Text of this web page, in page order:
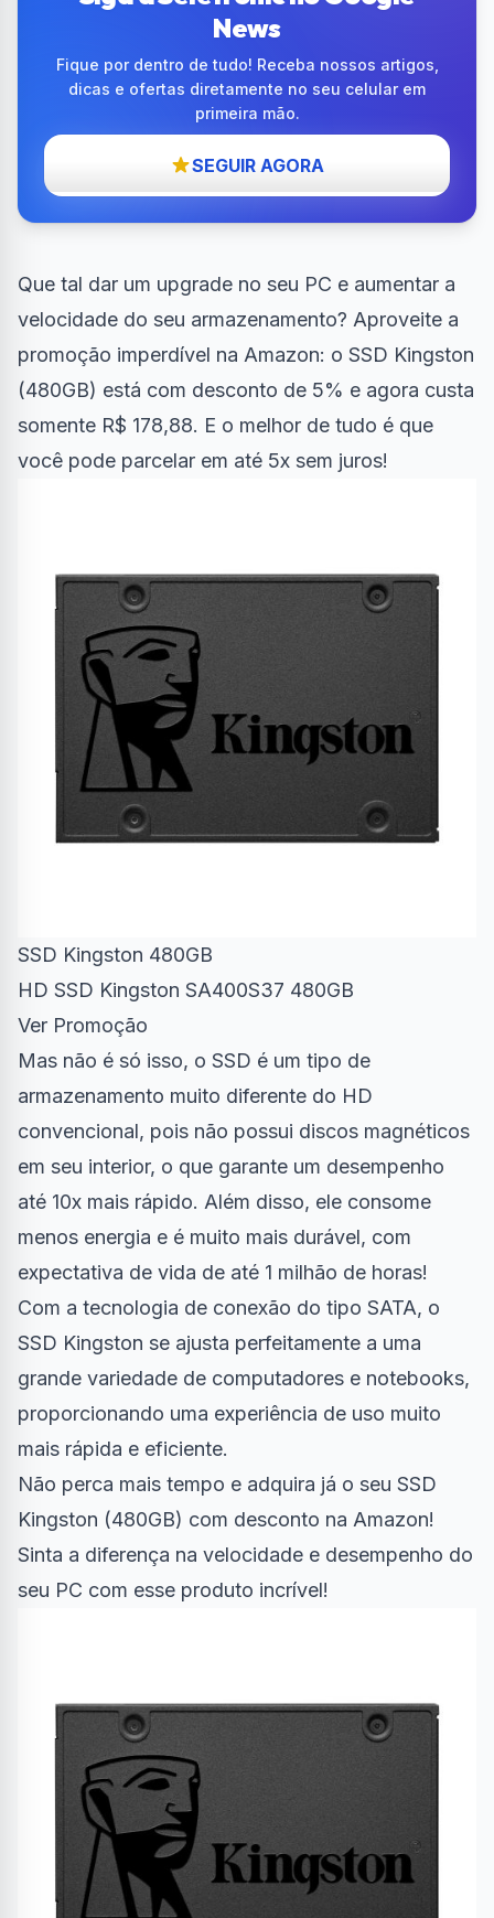
News
Fique por dentro de tudo! Receba nossos artigos,
dicas e ofertas diretamente no seu celular em
primeira mão.
SEGUIR AGORA
Que tal dar um upgrade no seu PC e aumentar a
velocidade do seu armazenamento? Aproveite a
promoção imperdível na Amazon: o SSD Kingston
(480GB) está com desconto de 5% e agora custa
somente R$ 178,88. E o melhor de tudo é que
você pode parcelar em até 5x sem juros!
SSD Kingston 480GB
HD SSD Kingston SA400S37 480GB
Ver Promoção
Mas não é só isso, o SSD é um tipo de
armazenamento muito diferente do HD
convencional, pois não possui discos magnéticos
em seu interior, o que garante um desempenho
até 10x mais rápido. Além disso, ele consome
menos energia e é muito mais durável, com
expectativa de vida de até 1 milhão de horas!
Com a tecnologia de conexão do tipo SATA, o
SSD Kingston se ajusta perfeitamente a uma
grande variedade de computadores e notebooks,
proporcionando uma experiência de uso muito
mais rápida e eficiente.
Não perca mais tempo e adquira já o seu SSD
Kingston (480GB) com desconto na Amazon!
Sinta a diferença na velocidade e desempenho do
seu PC com esse produto incrível!